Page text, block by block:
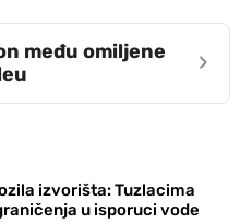
među omiljene
›
izvorišta: Tuzlacima
u isporuci vode